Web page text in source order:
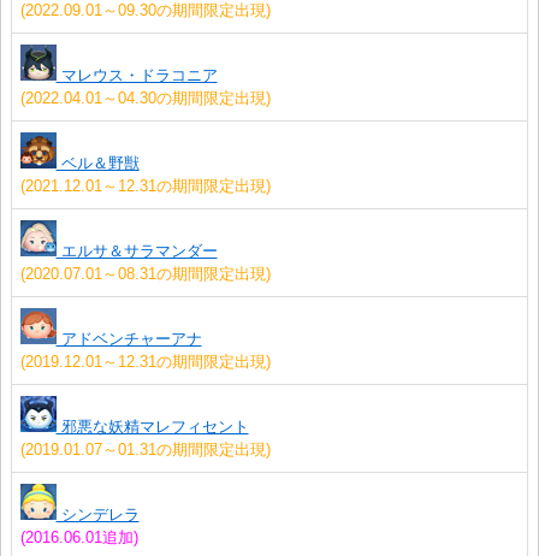
(2022.09.01～09.30の期間限定出現)
マレウス・ドラコニア
(2022.04.01～04.30の期間限定出現)
ベル＆野獣
(2021.12.01～12.31の期間限定出現)
エルサ＆サラマンダー
(2020.07.01～08.31の期間限定出現)
アドベンチャーアナ
(2019.12.01～12.31の期間限定出現)
邪悪な妖精マレフィセント
(2019.01.07～01.31の期間限定出現)
シンデレラ
(2016.06.01追加)